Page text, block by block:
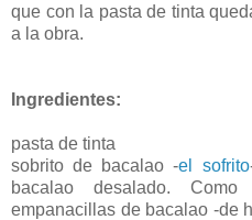
que con la pasta de tinta
a la obra.
Ingredientes:
pasta de tinta
sobrito de bacalao -el sofrito
bacalao desalado.
empanacillas de bacalao -de